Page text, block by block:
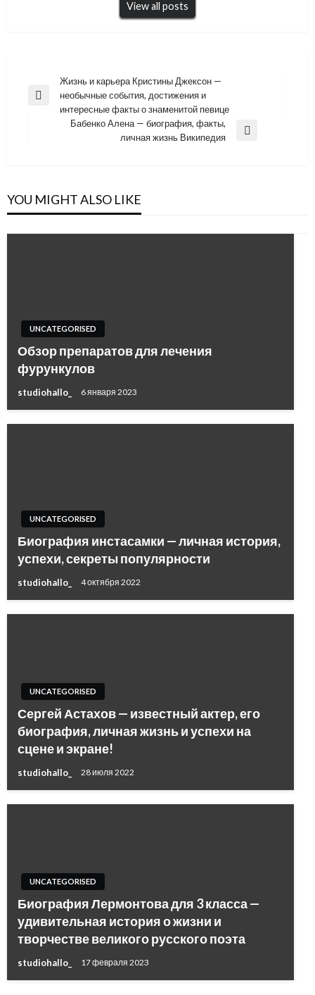
View all posts
Навигация
по
записям
Previous
Жизнь и карьера Кристины Джексон —
необычные события, достижения и
интересные факты о знаменитой певице
Бабенко Алена — биография, факты,
личная жизнь Википедия
YOU MIGHT ALSO LIKE
UNCATEGORISED
Обзор препаратов для лечения
фурункулов
studiohallo_ 6 января 2023
UNCATEGORISED
Биография инстасамки — личная история,
успехи, секреты популярности
studiohallo_ 4 октября 2022
UNCATEGORISED
Сергей Астахов — известный актер, его
биография, личная жизнь и успехи на
сцене и экране!
studiohallo_ 28 июля 2022
UNCATEGORISED
Биография Лермонтова для 3 класса —
удивительная история о жизни и
творчестве великого русского поэта
studiohallo_ 17 февраля 2023